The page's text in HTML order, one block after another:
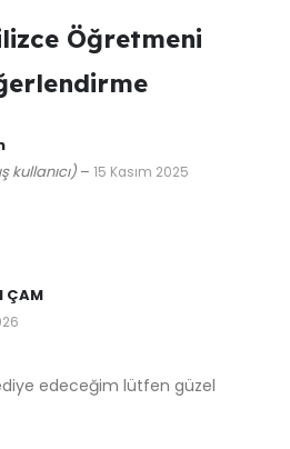
Öğretmeni
kullanıcı) – 15 Kasım 2025
ÇAM
edeceğim lütfen güzel